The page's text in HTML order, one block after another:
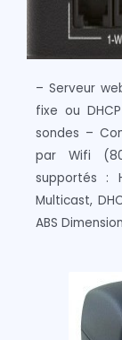
– Serveur
fixe ou
sondes –
par Wifi
supportés :
Multicast,
ABS